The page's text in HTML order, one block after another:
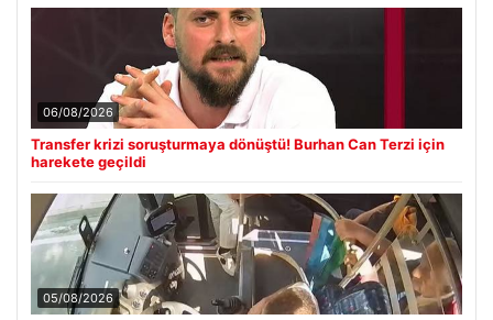
06/08/2026
Transfer krizi soruşturmaya dönüştü! Burhan Can Terzi için
harekete geçildi
05/08/2026